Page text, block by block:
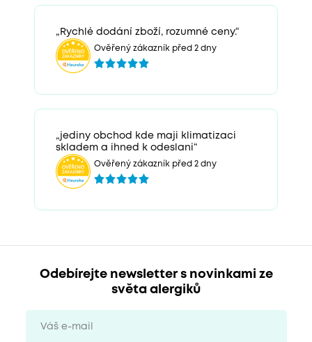
„Rychlé dodání zboží, rozumné ceny.“
Ověřený zákazník před 2 dny
„jediny obchod kde maji klimatizaci
skladem a ihned k odeslani“
Ověřený zákazník před 2 dny
Odebírejte newsletter s novinkami ze
světa alergiků